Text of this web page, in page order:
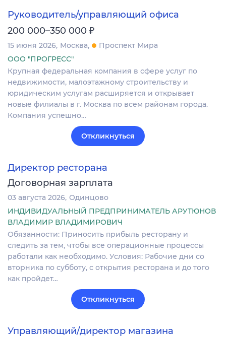
Руководитель/управляющий офиса
200 000–350 000 ₽
15 июня 2026 Москва
Проспект Мира
ООО "ПРОГРЕСС"
Крупная федеральная компания в сфере услуг по
недвижимости, малоэтажному строительству и
юридическим услугам расширяется и открывает
новые филиалы в г. Москва по всем районам города.
Компания успешно…
Откликнуться
Директор ресторана
Договорная зарплата
03 августа 2026 Одинцово
ИНДИВИДУАЛЬНЫЙ ПРЕДПРИНИМАТЕЛЬ АРУТЮНОВ
ВЛАДИМИР ВЛАДИМИРОВИЧ
Обязанности: Приносить прибыль ресторану и
следить за тем, чтобы все операционные процессы
работали как необходимо. Условия: Рабочие дни со
вторника по субботу, с открытия ресторана и до того
как пройдет…
Откликнуться
Управляющий/директор магазина